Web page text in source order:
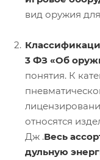
вид оружия
3 ФЗ «Об
понятия. К
относятся
Дж .Весь
дульную